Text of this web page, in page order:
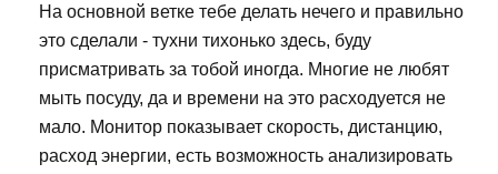
На основной ветке тебе делать нечего и правильно
это сделали - тухни тихонько здесь, буду
присматривать за тобой иногда. Многие не любят
мыть посуду, да и времени на это расходуется не
мало. Монитор показывает скорость, дистанцию,
расход энергии, есть возможность анализировать